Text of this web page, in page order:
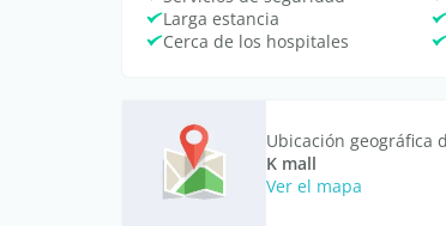
Larga estancia
Cerca de los hospitales
Ubicación geográfica
K mall
Ver el mapa